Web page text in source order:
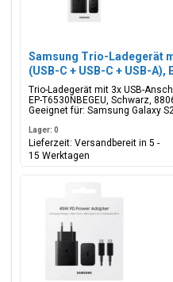
Anschluss, SIM-Kartenhalter
suchen ein anderes
Samsung Trio-Ladegerät
(USB-C + USB-C + USB-A),
65W/25W/15W, Schwarz,
8806092673885;EP-
Trio-Ladegerät mit 3x USB-
EP-T6530NBEGEU, Schwarz,
Geeignet für: Samsung Galaxy
Lager: 0
Lieferzeit: Versandbereit in 5 -
15 Werktagen